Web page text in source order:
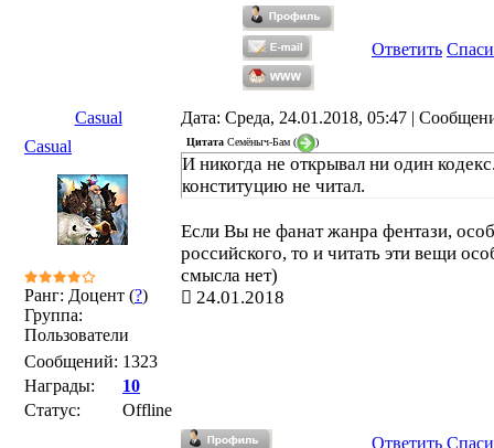
Ответить
Casual
Дата: Среда, 24.01.2018, 05:47 |
Casual
Ранг: Доцент (?)
Группа:
Пользователи
Сообщений: 1323
Награды:
10
Статус:
Offline
Цитата Семёныч-Бам ( )
И никогда не открывал ни один
конституцию не читал.
Если Вы не фанат жанра фентази,
российского, то и читать эти вещи
смысла нет)
24.01.2018
Ответить